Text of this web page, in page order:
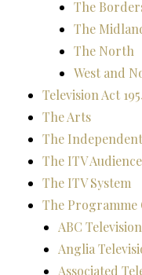
The
The
The North
West and
Television Act
The Arts
The
The ITV Audience
The ITV System
The Programme
ABC Television
Anglia
Associated